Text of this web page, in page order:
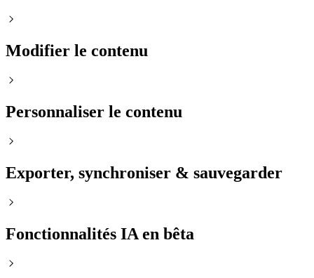
Modifier le contenu
Personnaliser le contenu
Exporter, synchroniser & sauvegarder
Fonctionnalités IA en bêta